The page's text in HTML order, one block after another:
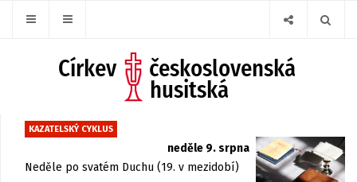
KAZATELSKÝ CYKLUS
neděle 9. srpna
Neděle po svatém Duchu (19. v mezidobí)